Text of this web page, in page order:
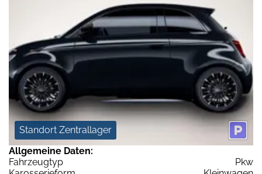
Standort Zentrallager
Allgemeine Daten:
Fahrzeugtyp
Pkw